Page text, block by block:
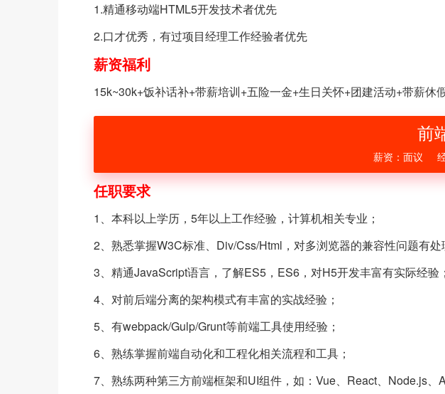
1.精通移动端HTML5开发技术者优先
2.口才优秀，有过项目经理工作经验者优先
薪资福利
15k~30k+饭补话补+带薪培训+五险一金+生日关怀+团建活动+带薪
前
薪资：面议
任职要求
1、本科以上学历，5年以上工作经验，计算机相关专业；
2、熟悉掌握W3C标准、Div/Css/Html，对多浏览器的兼容性问题有处
3、精通JavaScript语言，了解ES5，ES6，对H5开发丰富有实际经验；
4、对前后端分离的架构模式有丰富的实战经验；
5、有webpack/Gulp/Grunt等前端工具使用经验；
6、熟练掌握前端自动化和工程化相关流程和工具；
7、熟练两种第三方前端框架和UI组件，如：Vue、React、Node.js、